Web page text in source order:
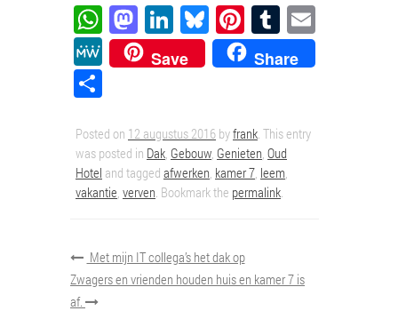
WhatsApp
Mastodon
LinkedIn
Bluesky
Pinterest
Tumblr
MeWeSave Share
Posted on 12 augustus 2016 byfrank . This entry
was posted in Dak Gebouw Genieten Oud
Hotel and tagged afwerken kamer 7 leem
vakantie verven . Bookmark the permalink
Met mijn IT collega’s het dak op
Zwagers en vrienden houden huis en kamer 7 is
af.